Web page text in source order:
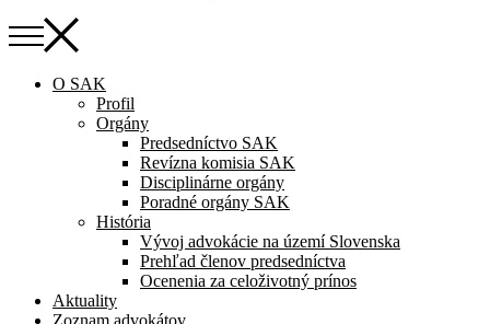
O SAK
Profil
Orgány
Predsedníctvo SAK
Revízna komisia SAK
Disciplinárne orgány
Poradné orgány SAK
História
Vývoj advokácie na území Slovenska
Prehľad členov predsedníctva
Ocenenia za celoživotný prínos
Aktuality
Zoznam advokátov